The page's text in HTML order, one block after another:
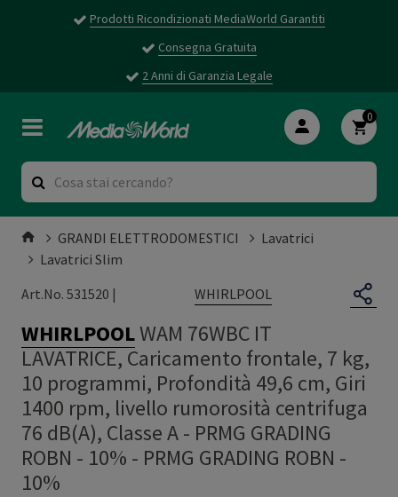
Prodotti Ricondizionati MediaWorld Garantiti
Consegna Gratuita
2 Anni di Garanzia Legale
0
GRANDI ELETTRODOMESTICI
Lavatrici
Lavatrici Slim
Art.No. 531520 |
WHIRLPOOL
WHIRLPOOLWAM 76WBC IT
LAVATRICE, Caricamento frontale, 7 kg,
10 programmi, Profondità 49,6 cm, Giri
1400 rpm, livello rumorosità centrifuga
76 dB(A), Classe A - PRMG GRADING
ROBN - 10% - PRMG GRADING ROBN -
10%